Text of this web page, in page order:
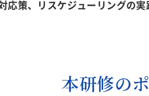
応策、リスケジューリングの
本研修の